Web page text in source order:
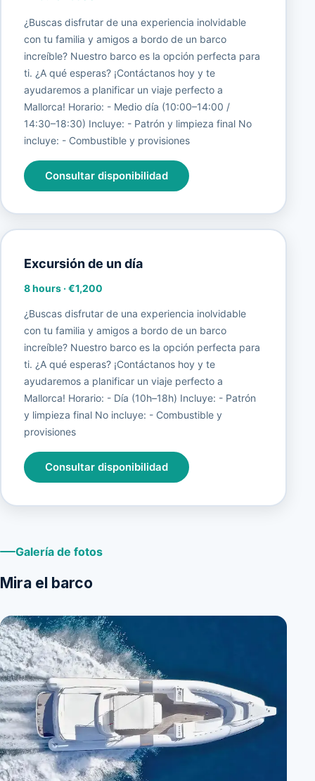
¿Buscas disfrutar de una experiencia inolvidable
con tu familia y amigos a bordo de un barco
increíble? Nuestro barco es la opción perfecta para
ti. ¿A qué esperas? ¡Contáctanos hoy y te
ayudaremos a planificar un viaje perfecto a
Mallorca! Horario: - Medio día (10:00–14:00 /
14:30–18:30) Incluye: - Patrón y limpieza final No
incluye: - Combustible y provisiones
Consultar disponibilidad
Excursión de un día
8 hours·€1,200
¿Buscas disfrutar de una experiencia inolvidable
con tu familia y amigos a bordo de un barco
increíble? Nuestro barco es la opción perfecta para
ti. ¿A qué esperas? ¡Contáctanos hoy y te
ayudaremos a planificar un viaje perfecto a
Mallorca! Horario: - Día (10h–18h) Incluye: - Patrón
y limpieza final No incluye: - Combustible y
provisiones
Consultar disponibilidad
Galería de fotos
Mira el barco